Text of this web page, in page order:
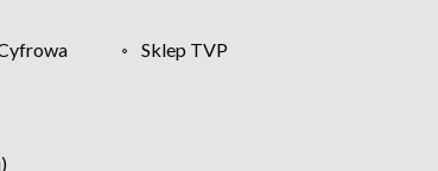
Sklep TVP